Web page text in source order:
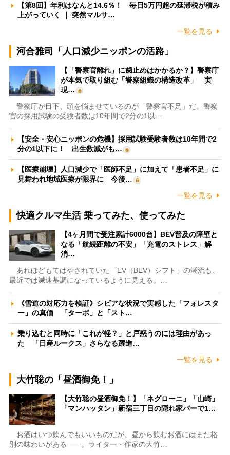
【第8回】年利はなんと14.6％！ 毎日5万円超の延滞税が積み
上がっていく ｜ 突然マルサ…
一覧を見る
河合雅司「人口減少ニッポンの活路」
【「警察官離れ」に歯止めはかかるか？】警察庁
が本気で取り組む「警察組織の構造改革」 実
現…
警察庁が目下、頭を悩ませているのが「警察官不足」だ。警察
官の採用試験の受験者数は10年間で2分の1以…
【安全・安心ニッポンの危機】採用試験受験者数は10年間で2
分の1以下に！ 出生数減がも…
【医療崩壊】人口減少で「医師不足」に加えて「患者不足」に
見舞われ地域医療が限界に 今後…
一覧を見る
快適クルマ生活 乗ってみた、使ってみた
【4ヶ月間で受注累計6000台】BEV普及の障壁と
なる「航続距離の不安」「充電のストレス」解
消…
あれほどもてはやされていた「EV（BEV）シフト」の潮流も、
最近では減速基調になっているように見える。…
《雪道の対応力を検証》シビアな状況で実感した「フォレスタ
ー」の真価 「ターボ」と「スト…
乗り込むと同時に「これが軽？」と戸惑うのには理由があっ
た 「日産ルークス」さらなる躍進…
一覧を見る
大竹聡の「昼酒御免！」
【大竹聡の昼酒御免！】「ネグローニ」「山崎」
「マンハッタン」新宿三丁目の隠れ家バーで1…
お酒はいつ飲んでもいいものだが、昼から飲むお酒にはまた格
別の味わいがある――。ライター・作家の大竹…